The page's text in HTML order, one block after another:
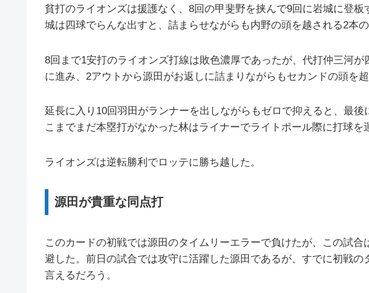
貧打のライオンズは援護なく、8回の甲斐野を挟んで9回に岩城に登
城は四球でらんな出すと、詰まらせながらも内野の頭を越される2本の
8回まで1安打のライオンズ打線は敗色濃厚であったが、代打仲三河
に進み、2アウトから源田がお返しに詰まりながらもセカンドの頭を
延長に入り10回羽田がランナーを出しながらもゼロで抑えると、最
こまでまだ本塁打がなかった林はライナーでライトポール際に打球を
ライオンズは逆転勝利でロッテに勝ち越した。
源田が貴重な同点打
このカードの初戦では源田のタイムリーエラーで負けたが、この試合
避した。前日の試合では攻守に活躍した源田であるが、すでに初戦の
言えるだろう。